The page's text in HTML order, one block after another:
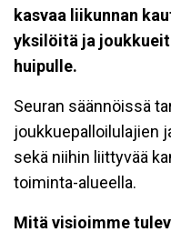
kasvaa liikunnan
yksilöitä ja
huipulle.
Seuran säännöissä
joukkuepalloilulajien
sekä niihin liittyvää
toiminta-alueella.
Mitä visioimme